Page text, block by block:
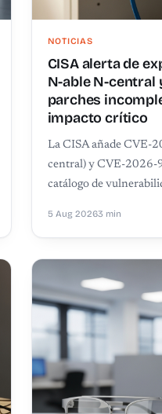
NOTICIAS
CISA alerta de
N-able N-central
parches
impacto crítico
La CISA añade CVE-
central) y CVE-2026-
catálogo de
5 Aug 20263 min